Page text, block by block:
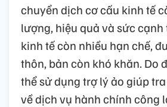
chuyển dịch cơ cấu kinh tế
lượng, hiệu quả và sức
kinh tế còn nhiều hạn chế,
thôn, bản còn khó khăn. Do
thể sử dụng trợ lý ảo giúp
về dịch vụ hành chính công